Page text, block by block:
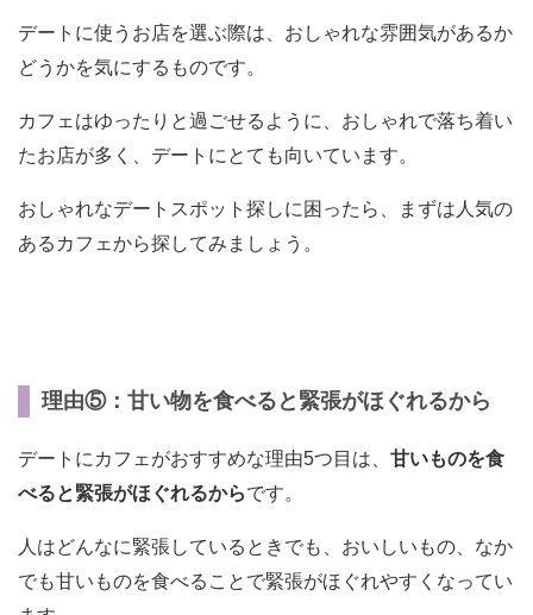
デートに使うお店を選ぶ際は、おしゃれな雰囲気があるか
どうかを気にするものです。
カフェはゆったりと過ごせるように、おしゃれで落ち着い
たお店が多く、デートにとても向いています。
おしゃれなデートスポット探しに困ったら、まずは人気の
あるカフェから探してみましょう。
理由⑤：甘い物を食べると緊張がほぐれるから
デートにカフェがおすすめな理由5つ目は、 甘いものを食
べると緊張がほぐれるからです。
人はどんなに緊張しているときでも、おいしいもの、なか
でも甘いものを食べることで緊張がほぐれやすくなってい